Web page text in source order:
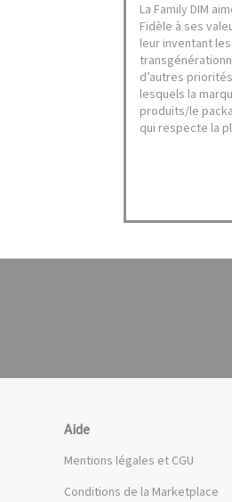
La Family DIM
Fidèle à ses
leur inventant
d’autres
lesquels la
produits/le
qui respecte la
Aide
Mentions légales et CGU
Conditions de la Marketplace